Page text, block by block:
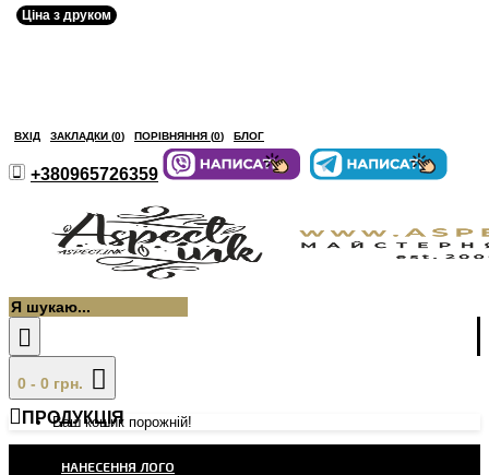
ВХІД ЗАКЛАДКИ (0) ПОРІВНЯННЯ (0) БЛОГ
+380965726359
0 - 0 грн.
Ваш кошик порожній!
ПРОДУКЦІЯ
НАНЕСЕННЯ ЛОГО
Ціна з друком